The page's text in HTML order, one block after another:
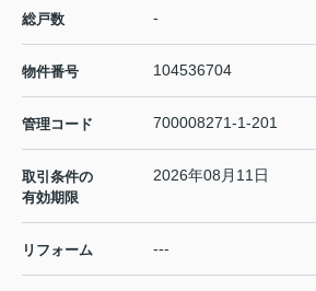
総戸数 -
物件番号 104536704
管理コード 700008271-1-201
取引条件の
有効期限
2026年08月11日
リフォーム ---